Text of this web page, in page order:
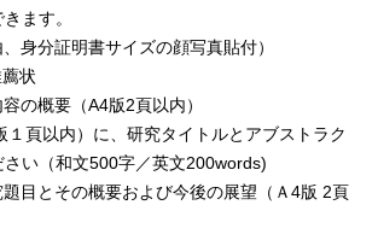
ます。
身分証明書サイズの顔写真貼付）
状
の概要（A4版2頁以内）
１頁以内）に、研究タイトルとアブストラク
さい（和文500字／英文200words)
目とその概要および今後の展望（Ａ4版 2頁